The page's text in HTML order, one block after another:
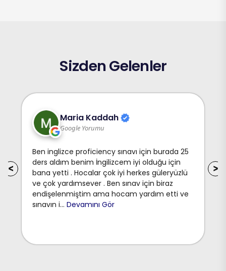
Sizden Gelenler
Maria Kaddah
Google Yorumu
Ben inglizce proficiency sınavı için burada 25
ders aldım benim İngilizcem iyi olduğu için
bana yetti . Hocalar çok iyi herkes güleryüzlü
ve çok yardımsever . Ben sınav için biraz
endişelenmiştim ama hocam yardım etti ve
sınavın i... Devamını Gör